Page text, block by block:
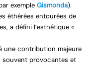
exemple Gismonda).
éthérées entourées de
a défini l’esthétique «
une contribution majeure
souvent provocantes et